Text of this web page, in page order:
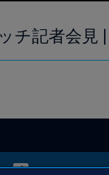
チ記者会見